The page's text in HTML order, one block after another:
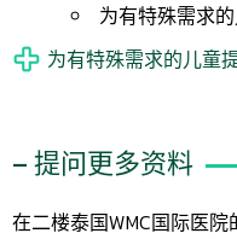
为有特殊需求
为有特殊需求的儿童
– 提问更多资料
在二楼泰国WMC国际医